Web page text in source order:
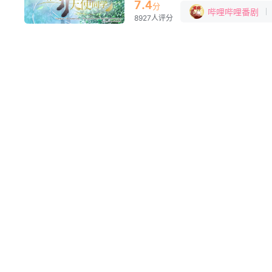
互为邻居的二人渐渐地开始对彼此有
这是一个与可爱邻居之间的甜蜜又
7.4分
8927人评分
哔哩哔哩番剧